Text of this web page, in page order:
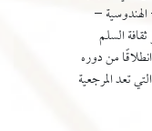
–
السلم
من دوره
تعد المرجعية